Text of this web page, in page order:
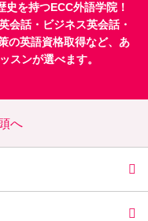
を持つECC外語学院！
会話・ ビジネス英会話・
の英語資格取得など、あ
スンが選べます。
へ